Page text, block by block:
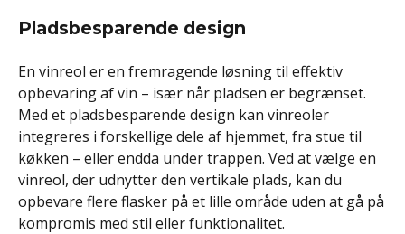
Pladsbesparende design
En vinreol er en fremragende løsning til effektiv
opbevaring af vin – især når pladsen er begrænset.
Med et pladsbesparende design kan vinreoler
integreres i forskellige dele af hjemmet, fra stue til
køkken – eller endda under trappen. Ved at vælge en
vinreol, der udnytter den vertikale plads, kan du
opbevare flere flasker på et lille område uden at gå på
kompromis med stil eller funktionalitet.